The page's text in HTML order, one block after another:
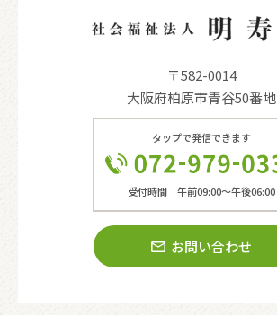
〒582-0014
大阪府柏原市青谷50番地
タップで発信できます
受付時間 午前09:00〜午後06:00
お問い合わせ